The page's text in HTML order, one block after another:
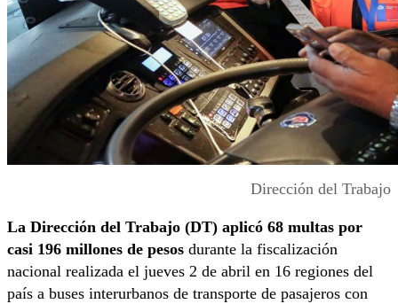
Dirección del Trabajo
La Dirección del Trabajo (DT) aplicó 68 multas por
casi 196 millones de pesos durante la fiscalización
nacional realizada el jueves 2 de abril en 16 regiones del
país a buses interurbanos de transporte de pasajeros con